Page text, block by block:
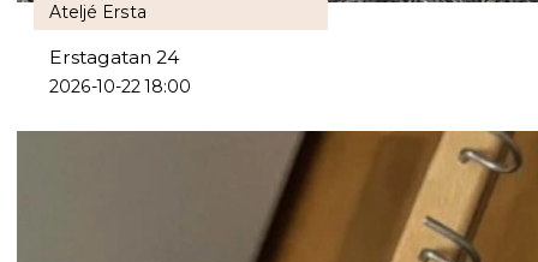
Ateljé Ersta
Erstagatan 24
2026-10-22 18:00